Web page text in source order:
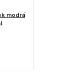
modrá